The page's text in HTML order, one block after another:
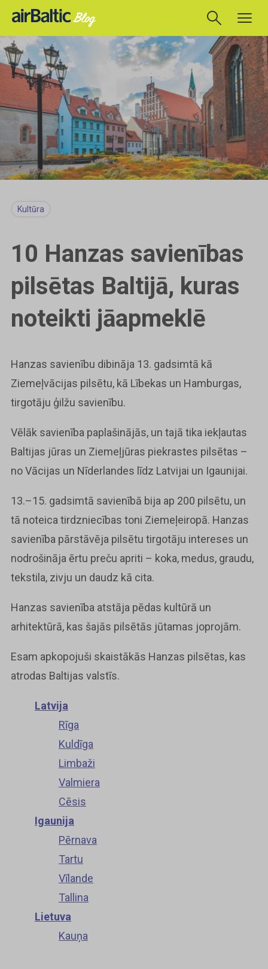
Kultūra
10 Hanzas savienības
pilsētas Baltijā, kuras
noteikti jāapmeklē
Hanzas savienību dibināja 13. gadsimtā kā
Ziemeļvācijas pilsētu, kā Lībekas un Hamburgas,
tirgotāju ģilžu savienību.
Vēlāk savienība paplašinājās, un tajā tika iekļautas
Baltijas jūras un Ziemeļjūras piekrastes pilsētas –
no Vācijas un Nīderlandes līdz Latvijai un Igaunijai.
13.–15. gadsimtā savienībā bija ap 200 pilsētu, un
tā noteica tirdzniecības toni Ziemeļeiropā. Hanzas
savienība pārstāvēja pilsētu tirgotāju intereses un
nodrošināja ērtu preču apriti – koka, medus, graudu,
tekstila, zivju un daudz kā cita.
Hanzas savienība atstāja pēdas kultūrā un
arhitektūrā, kas šajās pilsētās jūtamas joprojām.
Esam apkopojuši skaistākās Hanzas pilsētas, kas
atrodas Baltijas valstīs.
Latvija
Rīga
Kuldīga
Limbaži
Valmiera
Cēsis
Igaunija
Pērnava
Tartu
Vīlande
Tallina
Lietuva
Kauņa